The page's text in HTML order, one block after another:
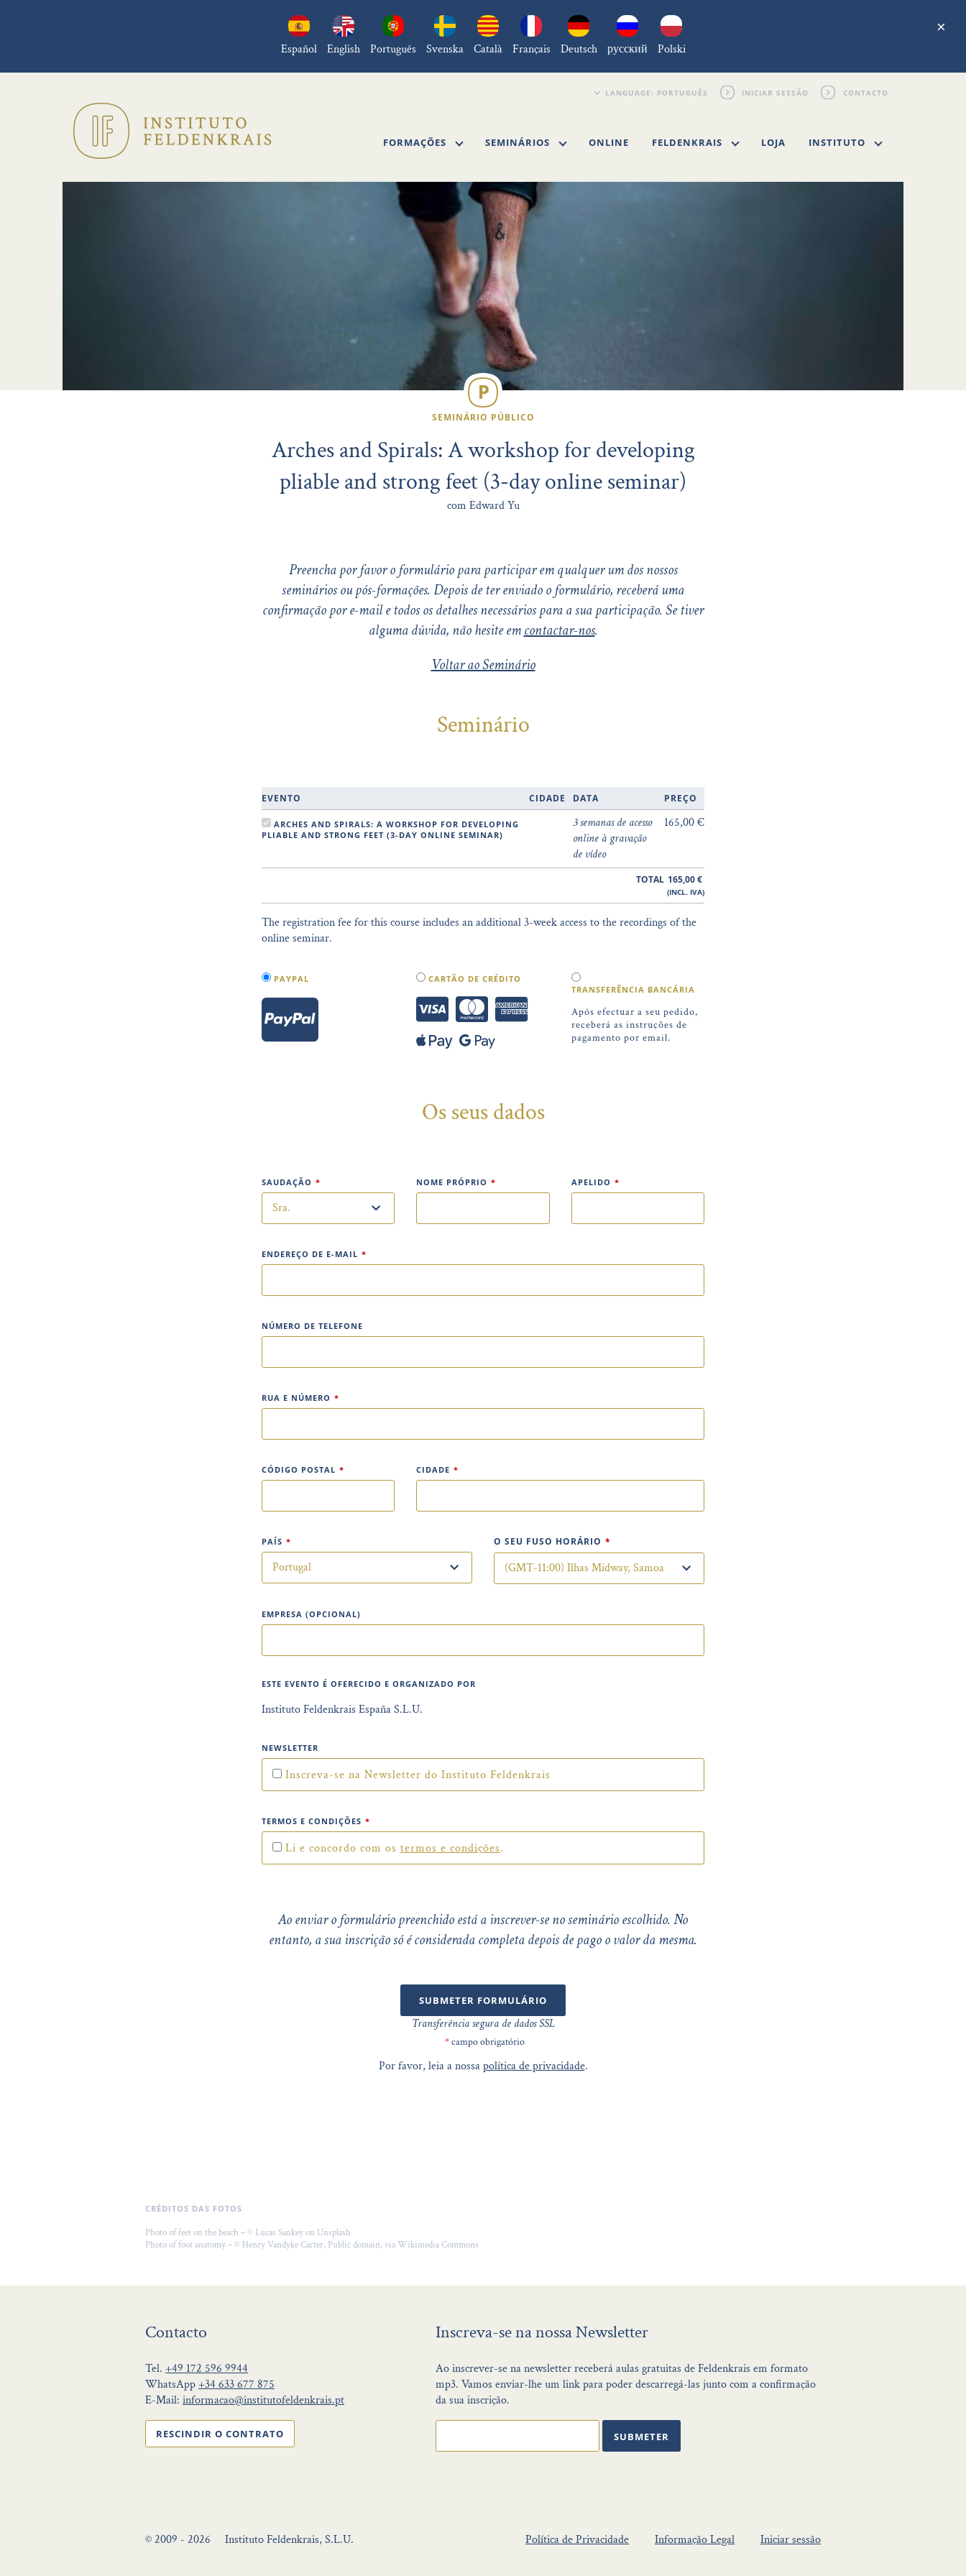
Español English Português Svenska Català Français Deutsch русский Polski
×
INICIAR SESSÃO CONTACTO
FORMAÇÕES SEMINÁRIOS ONLINE FELDENKRAIS LOJA INSTITUTO
SEMINÁRIO PÚBLICO
Arches and Spirals: A workshop for developing
pliable and strong feet (3-day online seminar)
com Edward Yu
Preencha por favor o formulário para participar em qualquer um dos nossos
seminários ou pós-formações. Depois de ter enviado o formulário, receberá uma
confirmação por e-mail e todos os detalhes necessários para a sua participação. Se tiver
alguma dúvida, não hesite emcontactar-nos.
Voltar ao Seminário
Seminário
EVENTO CIDADE DATA PREÇO
ARCHES AND SPIRALS: A WORKSHOP FOR DEVELOPING
PLIABLE AND STRONG FEET (3-DAY ONLINE SEMINAR)
3 semanas de acesso
online à gravação
de vídeo
165,00 €
TOTAL 165,00€
(INCL. IVA)
The registration fee for this course includes an additional 3-week access to the recordings of the
online seminar.
PAYPAL
CARTÃO DE CRÉDITO
TRANSFERÊNCIA BANCÁRIA
Após efectuar a seu pedido,
receberá as instruções de
pagamento por email.
Os seus dados
SAUDAÇÃO * NOME PRÓPRIO * APELIDO *
ENDEREÇO DE E-MAIL *
NÚMERO DE TELEFONE
RUA E NÚMERO *
CÓDIGO POSTAL * CIDADE *
PAÍS * O SEU FUSO HORÁRIO *
EMPRESA (OPCIONAL)
ESTE EVENTO É OFERECIDO E ORGANIZADO POR
Instituto Feldenkrais España S.L.U.
NEWSLETTER
Inscreva-se na Newsletter do Instituto Feldenkrais
TERMOS E CONDIÇÕES *
Li e concordo com ostermos e condições.
Ao enviar o formulário preenchido está a inscrever-se no seminário escolhido. No
entanto, a sua inscrição só é considerada completa depois de pago o valor da mesma.
SUBMETER FORMULÁRIO
Transferência segura de dados SSL
*campo obrigatório
Por favor, leia a nossapolítica de privacidade.
CRÉDITOS DAS FOTOS
Photo of feet on the beach – © Lucas Sankey on Unsplash
Photo of foot anatomy – © Henry Vandyke Carter, Public domain, via Wikimedia Commons
Contacto
Tel. +49 172 596 9944
WhatsApp+34 633 677 875
E-Mail: informacao@institutofeldenkrais.pt
RESCINDIR O CONTRATO
Inscreva-se na nossa Newsletter
Ao inscrever-se na newsletter receberá aulas gratuitas de Feldenkrais em formato
mp3. Vamos enviar-lhe um link para poder descarregá-las junto com a confirmação
da sua inscrição.
SUBMETER
© 2009 - 2026 Instituto Feldenkrais, S.L.U. Política de Privacidade Informação Legal Iniciar sessão